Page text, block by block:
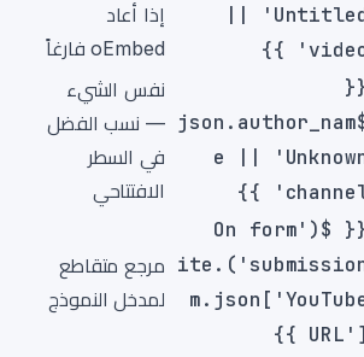
||
video'
إذا أعاد
oEmbed فارغاً
$json.author_nam
e ||
channel'
نفس الشيء
— نسب الفضل
في السطر
الافتتاحي
{{ $('On form
submission').ite
URL'] }}
مرجع متقاطع
لمدخل النموذج